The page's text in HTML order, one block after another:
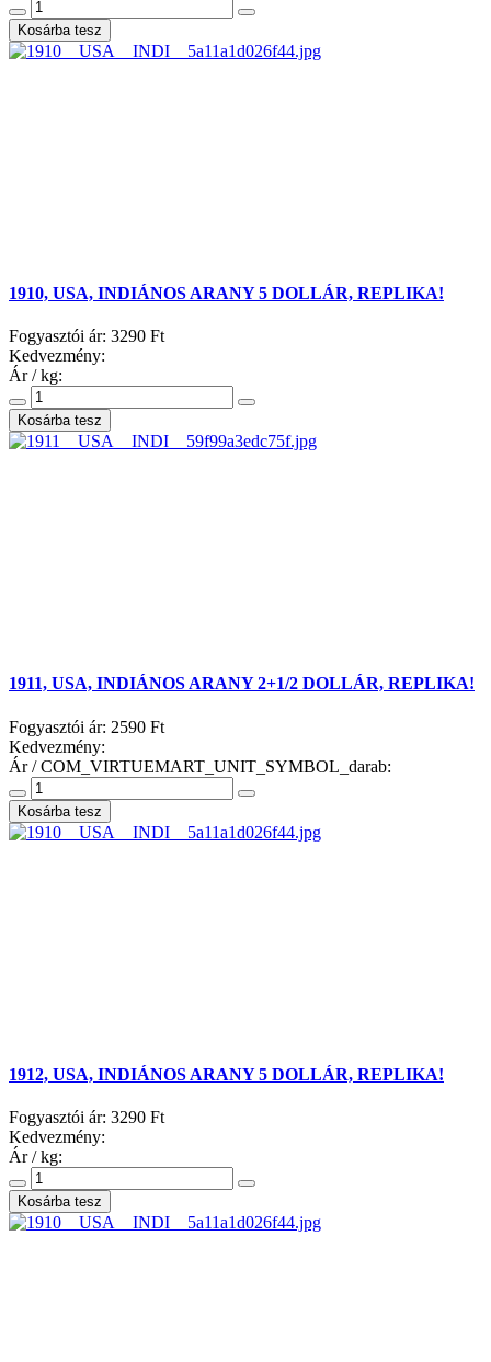
1910, USA, INDIÁNOS ARANY 5 DOLLÁR, REPLIKA!
Fogyasztói ár: 3290 Ft
Kedvezmény:
Ár / kg:
1911, USA, INDIÁNOS ARANY 2+1/2 DOLLÁR, REPLIKA!
Fogyasztói ár: 2590 Ft
Kedvezmény:
Ár / COM_VIRTUEMART_UNIT_SYMBOL_darab:
1912, USA, INDIÁNOS ARANY 5 DOLLÁR, REPLIKA!
Fogyasztói ár: 3290 Ft
Kedvezmény:
Ár / kg: